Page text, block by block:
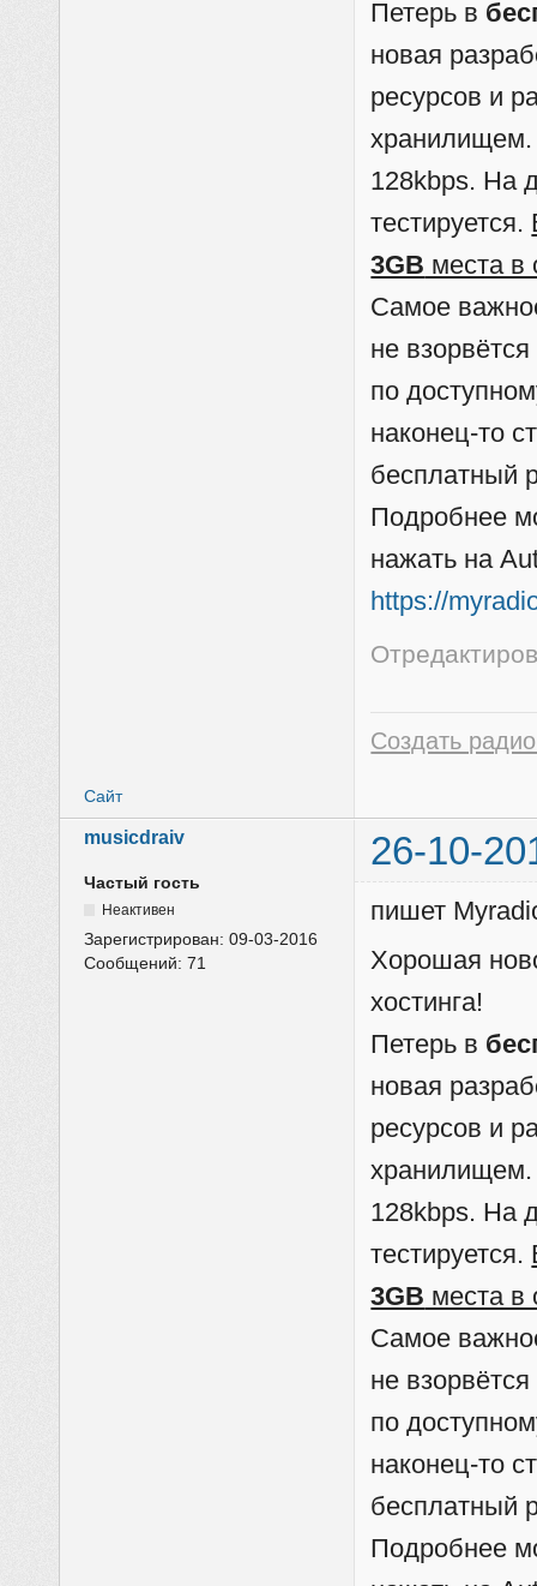
Петерь в
новая
ресурсов и
128kbps. На
тестируется.
3GB места в
Самое
не
по
наконец-то
бесплатный
Подробнее
нажать на
https://
Создать
Сайт
musicdraiv 26-10-
Частый гость
Неактивен
Зарегистрирован:09-03-2016
Сообщений:71
пишет
Хорошая
хостинга!
Петерь в
новая
ресурсов и
128kbps. На
тестируется.
3GB места в
Самое
не
по
наконец-то
бесплатный
Подробнее